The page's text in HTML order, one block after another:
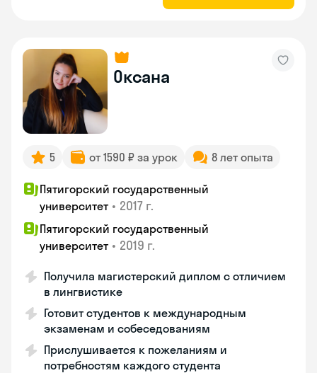
Оксана
5 от 1590 ₽ за урок 8 лет опыта
Пятигорский государственный
университет • 2017 г.
Пятигорский государственный
университет • 2019 г.
Получила магистерский диплом с отличием
в лингвистике
Готовит студентов к международным
экзаменам и собеседованиям
Прислушивается к пожеланиям и
потребностям каждого студента